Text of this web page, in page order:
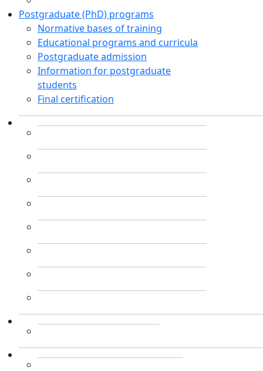
Postgraduate (PhD) programs
Normative bases of training
Educational programs and curricula
Postgraduate admission
Information for postgraduate
students
Final certification